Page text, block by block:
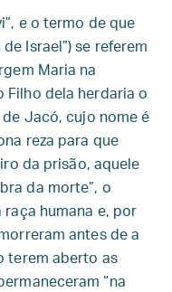
e o termo de que
Israel”) se referem
Maria na
Filho dela herdaria o
Jacó, cujo nome é
reza para que
da prisão, aquele
da morte”, o
humana e, por
antes de a
terem aberto as
“na